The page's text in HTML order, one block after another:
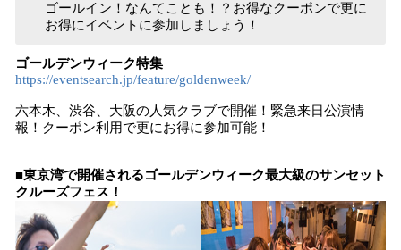
ゴールイン！なんてことも！？お得なクーポンで更に
お得にイベントに参加しましょう！
ゴールデンウィーク特集
https://eventsearch.jp/feature/goldenweek/
六本木、渋谷、大阪の人気クラブで開催！緊急来日公演情
報！クーポン利用で更にお得に参加可能！
■東京湾で開催されるゴールデンウィーク最大級のサンセット
クルーズフェス！